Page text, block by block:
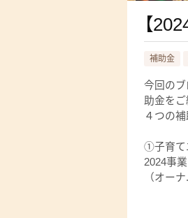
【
補助金
今回の
助金を
４つの
①子育て
2024事
（オーナ